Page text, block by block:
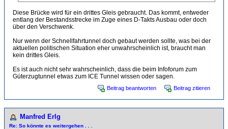
Diese Brücke wird für ein drittes Gleis gebraucht. Das kommt, entweder
entlang der Bestandsstrecke im Zuge eines D-Takts Ausbau oder doch
über den Verschwenk.
Nur wenn der Schnellfahrtunnel doch gebaut werden sollte, was bei der
aktuellen politischen Situation eher unwahrscheinlich ist, braucht man
kein drittes Gleis.
Es ist auch nicht sehr wahrscheinlich, dass die beim Infoforum zum
Güterzugtunnel etwas zum ICE Tunnel wissen oder sagen.
Beitrag beantworten Beitrag zitieren
Manfred Erlg
Re: So könnte es weitergehen . . .